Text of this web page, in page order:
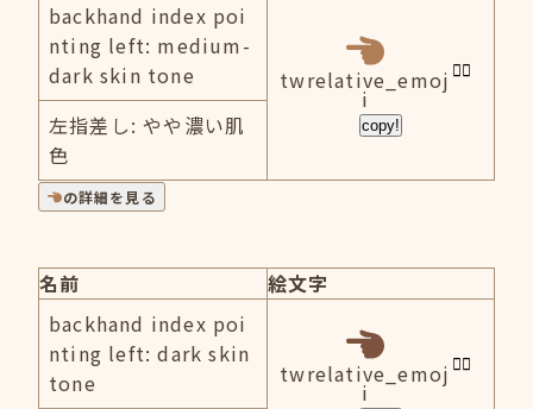
backhand index poi
nting left: medium-
dark skin tone
twrelative_emoj
i
copy!
左指差し: やや濃い肌
色
の詳細を見る
名前
絵文字
backhand index poi
nting left: dark skin
tone
twrelative_emoj
i